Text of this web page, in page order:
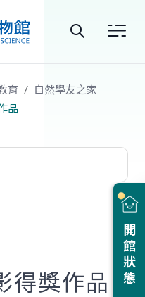
站
開館狀態
育
自然學友之家
品
得獎作品